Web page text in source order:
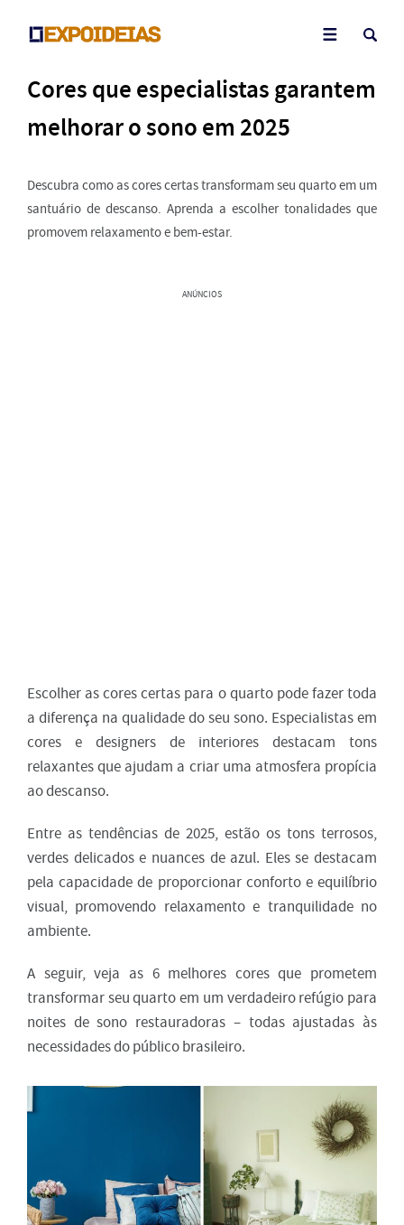
Cores que especialistas garantem
melhorar o sono em 2025
Descubra como as cores certas transformam seu quarto em um
santuário de descanso. Aprenda a escolher tonalidades que
promovem relaxamento e bem-estar.
ANÚNCIOS
Escolher as cores certas para o quarto pode fazer toda
a diferença na qualidade do seu sono. Especialistas em
cores e designers de interiores destacam tons
relaxantes que ajudam a criar uma atmosfera propícia
ao descanso.
Entre as tendências de 2025, estão os tons terrosos,
verdes delicados e nuances de azul. Eles se destacam
pela capacidade de proporcionar conforto e equilíbrio
visual, promovendo relaxamento e tranquilidade no
ambiente.
A seguir, veja as 6 melhores cores que prometem
transformar seu quarto em um verdadeiro refúgio para
noites de sono restauradoras – todas ajustadas às
necessidades do público brasileiro.